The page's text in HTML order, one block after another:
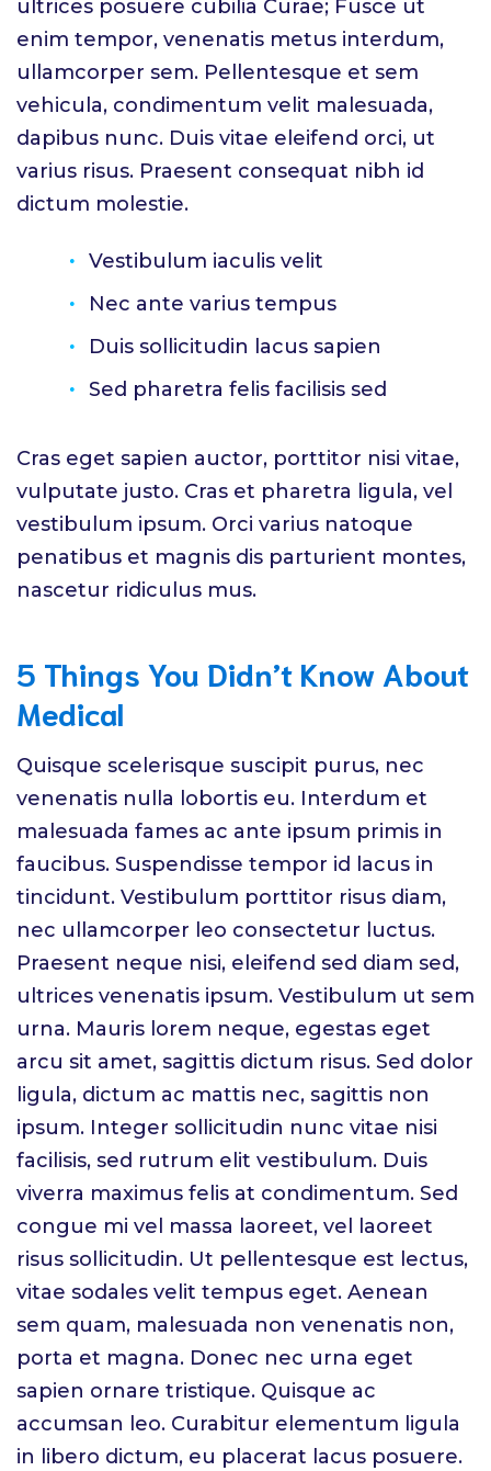
ultrices posuere cubilia Curae; Fusce ut
enim tempor, venenatis metus interdum,
ullamcorper sem. Pellentesque et sem
vehicula, condimentum velit malesuada,
dapibus nunc. Duis vitae eleifend orci, ut
varius risus. Praesent consequat nibh id
dictum molestie.
Vestibulum iaculis velit
Nec ante varius tempus
Duis sollicitudin lacus sapien
Sed pharetra felis facilisis sed
Cras eget sapien auctor, porttitor nisi vitae,
vulputate justo. Cras et pharetra ligula, vel
vestibulum ipsum. Orci varius natoque
penatibus et magnis dis parturient montes,
nascetur ridiculus mus.
5 Things You Didn’t Know About
Medical
Quisque scelerisque suscipit purus, nec
venenatis nulla lobortis eu. Interdum et
malesuada fames ac ante ipsum primis in
faucibus. Suspendisse tempor id lacus in
tincidunt. Vestibulum porttitor risus diam,
nec ullamcorper leo consectetur luctus.
Praesent neque nisi, eleifend sed diam sed,
ultrices venenatis ipsum. Vestibulum ut sem
urna. Mauris lorem neque, egestas eget
arcu sit amet, sagittis dictum risus. Sed dolor
ligula, dictum ac mattis nec, sagittis non
ipsum. Integer sollicitudin nunc vitae nisi
facilisis, sed rutrum elit vestibulum. Duis
viverra maximus felis at condimentum. Sed
congue mi vel massa laoreet, vel laoreet
risus sollicitudin. Ut pellentesque est lectus,
vitae sodales velit tempus eget. Aenean
sem quam, malesuada non venenatis non,
porta et magna. Donec nec urna eget
sapien ornare tristique. Quisque ac
accumsan leo. Curabitur elementum ligula
in libero dictum, eu placerat lacus posuere.